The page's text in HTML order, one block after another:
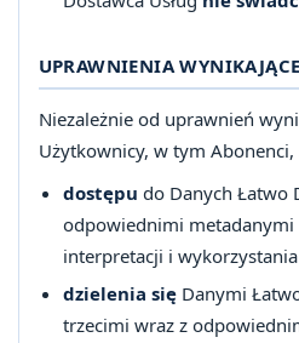
UPRAWNIENIA
Niezależnie od uprawnień
Użytkownicy, w tym
dostępu do Danych Łatwo
odpowiednimi
interpretacji i
dzielenia sięDanymi
trzecimi wraz z